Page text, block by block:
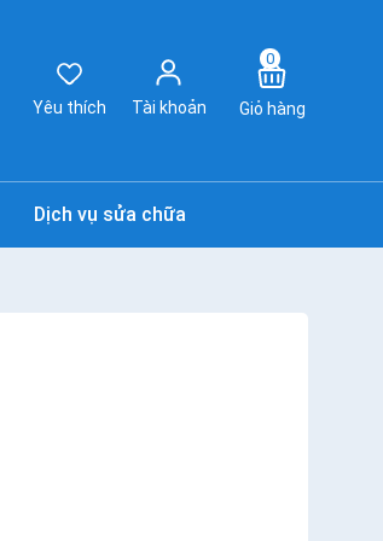
Yêu thích
Tài khoản
0
Giỏ hàng
Dịch vụ sửa chữa